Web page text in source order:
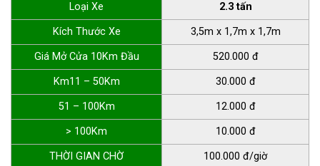
Loại Xe 2.3 tấn
Kích Thước Xe 3,5m x 1,7m x 1,7m
Giá Mở Cửa 10Km Đầu 520.000 đ
Km11 – 50Km 30.000 đ
51 – 100Km 12.000 đ
> 100Km 10.000 đ
THỜI GIAN CHỜ 100.000 đ/giờ